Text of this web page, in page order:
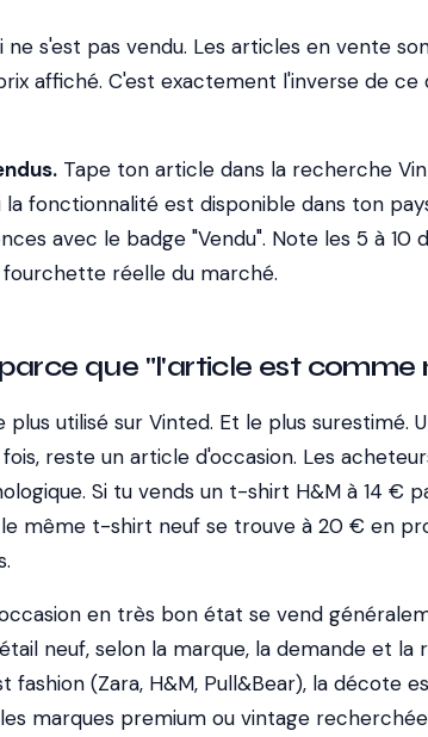
ne s'est pas vendu. Les articles en vente
affiché. C'est exactement l'inverse de ce
Tape ton article dans la recherche
fonctionnalité est disponible dans ton
avec le badge "Vendu". Note les 5 à 10
fourchette réelle du marché.
que "l'article est comme
utilisé sur Vinted. Et le plus surestimé.
reste un article d'occasion. Les
Si tu vends un t-shirt H&M à 14 €
le même t-shirt neuf se trouve à 20 € en
en très bon état se vend
neuf, selon la marque, la demande et la
fashion (Zara, H&M, Pull&Bear), la décote
marques premium ou vintage